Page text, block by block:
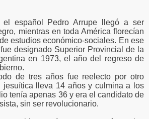
el español Pedro Arrupe llegó a ser
mientras en toda América florecían
estudios económico-sociales. En ese
designado Superior Provincial de la
en 1973, el año del regreso de
de tres años fue reelecto por otro
jesuítica lleva 14 años y culmina a los
tenía apenas 36 y era el candidato de
sin ser revolucionario.